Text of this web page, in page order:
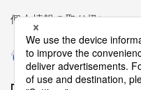
個人情報の取り扱い
当社は個人情報の取扱
マークの使用を認めら